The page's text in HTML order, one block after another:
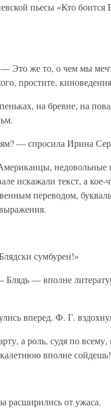
пьесы «Кто
Это же то, о чем мы
простите,
на бревне, на
— спросила Ирина
искажали текст, а кое-
переводом,
сумбурен!»
— вполне
вперед. Ф. Г.
а роль, судя по всему,
вполне сойдешь!
расширились от ужаса.